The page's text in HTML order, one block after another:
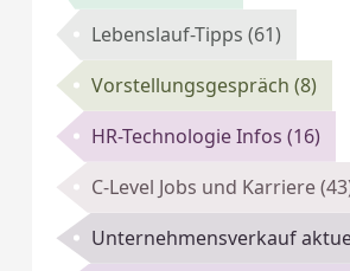
Lebenslauf-Tipps(61)
Vorstellungsgespräch(8)
HR-Technologie Infos(16)
C-Level Jobs und Karriere
Unternehmensverkauf